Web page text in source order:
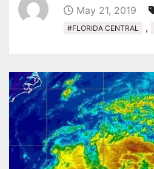
May 21, 2019
#FLORIDA CENTRAL ,